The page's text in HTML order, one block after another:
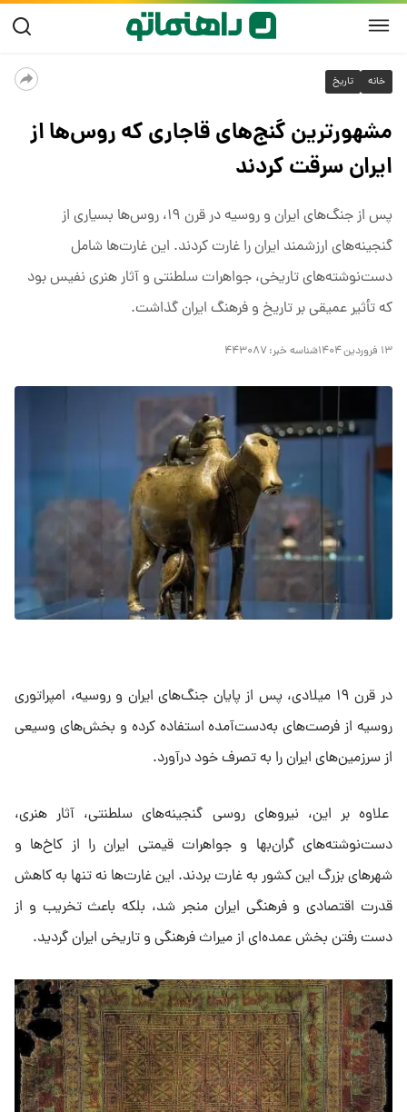
خانه تاریخ
مشهورترین گنج‌های قاجاری که روس‌ها از
ایران سرقت کردند
پس از جنگ‌های ایران و روسیه در قرن ۱۹، روس‌ها بسیاری از
گنجینه‌های ارزشمند ایران را غارت کردند. این غارت‌ها شامل
دست‌نوشته‌های تاریخی، جواهرات سلطنتی و آثار هنری نفیس بود
که تأثیر عمیقی بر تاریخ و فرهنگ ایران گذاشت.
۱۳ فروردین ۱۴۰۴ شناسه خبر: ۴۴۳۰۸۷
در قرن ۱۹ میلادی، پس از پایان جنگ‌های ایران و روسیه، امپراتوری
روسیه از فرصت‌های به‌دست‌آمده استفاده کرده و بخش‌های وسیعی
از سرزمین‌های ایران را به تصرف خود درآورد.
علاوه بر این، نیرو‌های روسی گنجینه‌های سلطنتی، آثار هنری،
دست‌نوشته‌های گران‌بها و جواهرات قیمتی ایران را از کاخ‌ها و
شهر‌های بزرگ این کشور به غارت بردند. این غارت‌ها نه تنها به کاهش
قدرت اقتصادی و فرهنگی ایران منجر شد، بلکه باعث تخریب و از
دست رفتن بخش عمده‌ای از میراث فرهنگی و تاریخی ایران گردید.